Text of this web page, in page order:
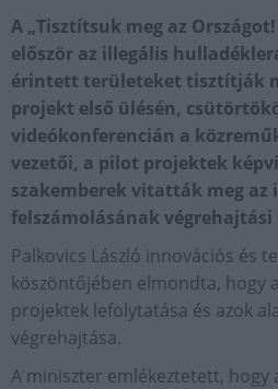
A „Tisztítsuk meg az
először az illegális
érintett területeket tisztítják
projekt első ülésén,
videókonferencián a
vezetői, a pilot projektek
szakemberek vitatták meg az
felszámolásának végrehajtási
Palkovics László innovációs és
köszöntőjében elmondta, hogy
projektek lefolytatása és azok
végrehajtása.
A miniszter emlékeztetett, hogy